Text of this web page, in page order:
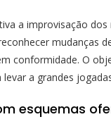
a improvisação dos
mudanças
conformidade. O
a grandes
esquemas